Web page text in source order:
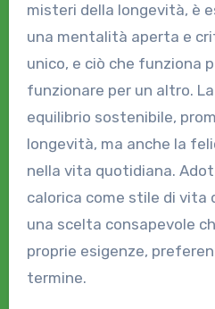
misteri della longevità, è
una mentalità aperta e
unico, e ciò che funziona
funzionare per un altro.
equilibrio sostenibile,
longevità, ma anche la
nella vita quotidiana.
calorica come stile di vita
una scelta consapevole
proprie esigenze,
termine.